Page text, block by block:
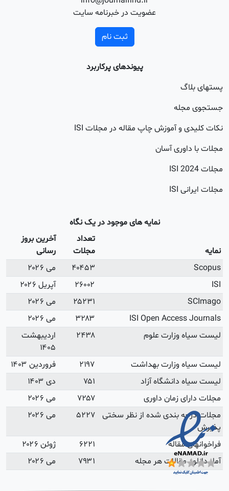
رسانی
می ۲۰۲۶
آپریل ۲۰۲۶
می ۲۰۲۶
می ۲۰۲۶
اردیبهشت
فروردین ۱۴۰۳
دی ۱۴۰۳
می ۲۰۲۶
می ۲۰۲۶
ژوئن ۲۰۲۶
می ۲۰۲۶